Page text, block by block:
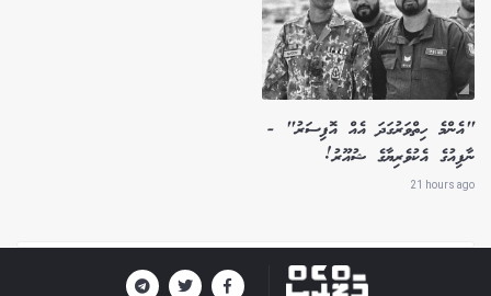
"އެންމެ ހިތްވަރުގަދަ އެއް އޮފިސަރު" -
ނާފިއުގެ އެކުވެރިޔާގެ ޝުއޫރު!
21 hours ago